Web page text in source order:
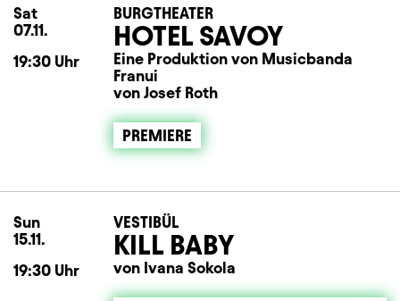
Sat
07.11.
19:30 Uhr
BURGTHEATER
HOTEL SAVOY
Eine Produktion von Musicbanda
Franui
von Josef Roth
PREMIERE
Sun
15.11.
19:30 Uhr
VESTIBÜL
KILL BABY
von Ivana Sokola